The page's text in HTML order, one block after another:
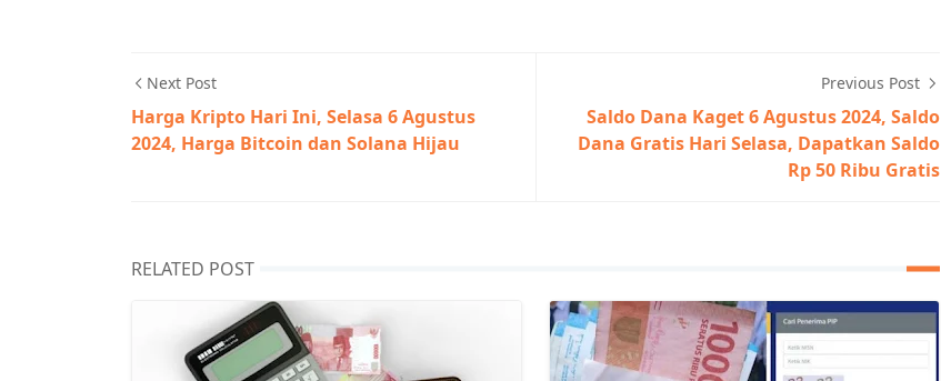
Next Post
Harga Kripto Hari Ini, Selasa 6 Agustus
2024, Harga Bitcoin dan Solana Hijau
Previous Post
Saldo Dana Kaget 6 Agustus 2024, Saldo
Dana Gratis Hari Selasa, Dapatkan Saldo
Rp 50 Ribu Gratis
RELATED POST